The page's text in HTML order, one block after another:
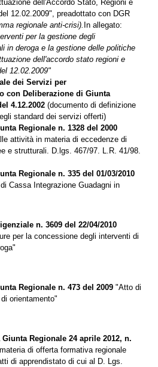
dell'Accordo Stato, Regioni e
12.02.2009", preadottato con DGR
regionale anti-crisi). In allegato:
per la gestione degli
in deroga e la gestione delle politiche
dell'accordo stato regioni e
12.02.2009"
dei Servizi per
con Deliberazione di Giunta
4.12.2002 (documento di definizione
standard dei servizi offerti)
Regionale n. 1328 del 2000
attività in materia di eccedenze di
e strutturali. D.lgs. 467/97. L.R. 41/98.
Regionale n. 335 del 01/03/2010
Cassa Integrazione Guadagni in
n. 3609 del 22/04/2010
per la concessione degli interventi di
Regionale n. 473 del 2009 "Atto di
orientamento"
Regionale 24 aprile 2012, n.
di offerta formativa regionale
di apprendistato di cui al D. Lgs.